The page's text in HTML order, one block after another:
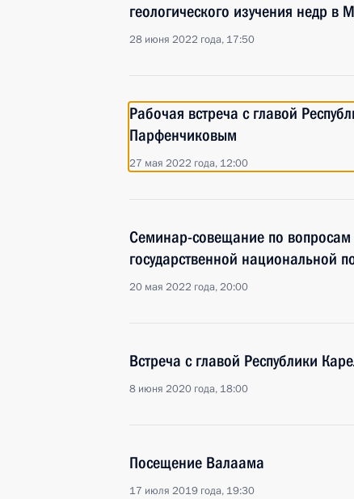
геологического изучения недр
28 июня 2022 года, 17:50
Рабочая встреча с главой
Парфенчиковым
27 мая 2022 года, 12:00
Семинар-совещание по вопросам
государственной национальной
20 мая 2022 года, 20:00
Встреча с главой Республики
8 июня 2020 года, 18:00
Посещение Валаама
17 июля 2019 года, 19:30